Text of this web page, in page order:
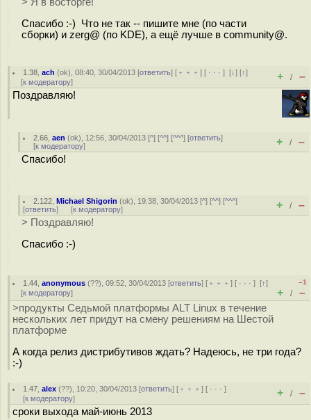
Спасибо :-) Что не так -- пишите мне (по части
сборки) и zerg@ (по KDE), а ещё лучше в community@.
1.38 ,ach (ok), 08:40, 30/04/2013 [ответить] [ ﹢﹢﹢] [ · · ·][↓] [↑]
[к модератору] + / –
Поздравляю!
2.66 ,aen (ok), 12:56, 30/04/2013 [^] [^^] [^^^] [ответить]
[к модератору] + / –
Спасибо!
2.122 ,Michael Shigorin (ok), 19:38, 30/04/2013 [^] [^^] [^^^]
[ответить] [к модератору] + / –
> Поздравляю!
Спасибо :-)
1.44 ,anonymous (??), 09:52, 30/04/2013 [ответить] [ ﹢﹢﹢] [ · · ·][↑]
[к модератору]
–1
+ / –
>продукты Седьмой платформы ALT Linux в течение
нескольких лет придут на смену решениям на Шестой
платформе
А когда релиз дистрибутивов ждать? Надеюсь, не три года?
:-)
1.47 ,alex (??), 10:20, 30/04/2013 [ответить] [ ﹢﹢﹢] [ · · ·]
[к модератору] + / –
сроки выхода май-июнь 2013